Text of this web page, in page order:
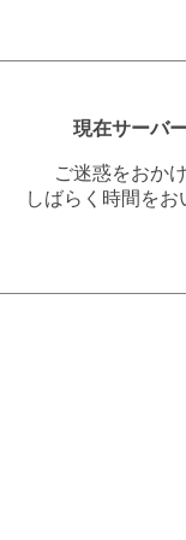
現在サーバ
ご迷惑をおか
しばらく時間を